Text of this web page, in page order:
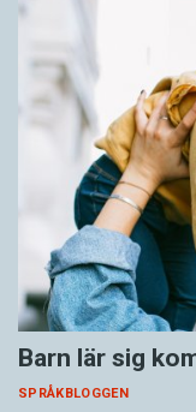
Barn lär sig
SPRÅKBLOGGEN